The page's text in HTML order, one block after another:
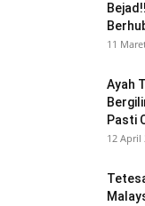
11
Ayah
Pasti
12 April